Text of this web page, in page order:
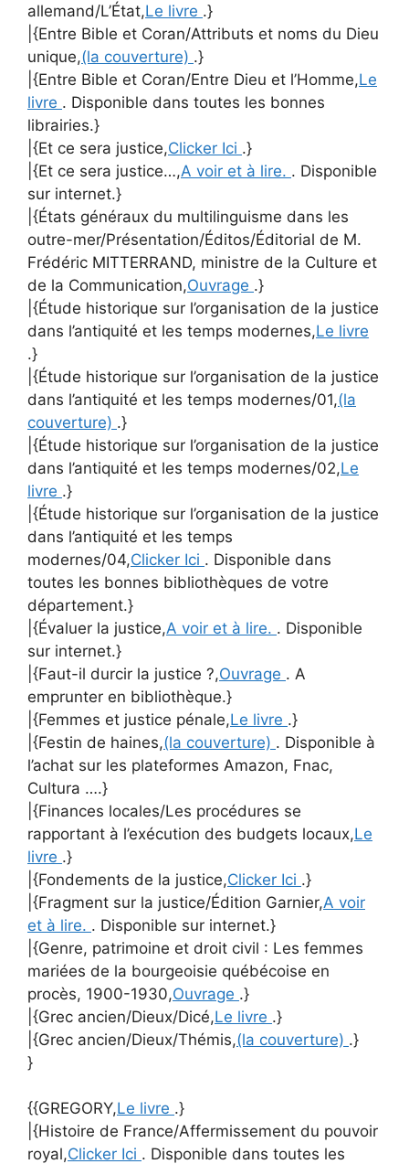
allemand/L’État,Le livre .}
|{Entre Bible et Coran/Attributs et noms du Dieu
unique,(la couverture) .}
|{Entre Bible et Coran/Entre Dieu et l’Homme,Le
livre . Disponible dans toutes les bonnes
librairies.}
|{Et ce sera justice,Clicker Ici .}
|{Et ce sera justice…,A voir et à lire. . Disponible
sur internet.}
|{États généraux du multilinguisme dans les
outre-mer/Présentation/Éditos/Éditorial de M.
Frédéric MITTERRAND, ministre de la Culture et
de la Communication,Ouvrage .}
|{Étude historique sur l’organisation de la justice
dans l’antiquité et les temps modernes,Le livre
.}
|{Étude historique sur l’organisation de la justice
dans l’antiquité et les temps modernes/01,(la
couverture) .}
|{Étude historique sur l’organisation de la justice
dans l’antiquité et les temps modernes/02,Le
livre .}
|{Étude historique sur l’organisation de la justice
dans l’antiquité et les temps
modernes/04,Clicker Ici . Disponible dans
toutes les bonnes bibliothèques de votre
département.}
|{Évaluer la justice,A voir et à lire. . Disponible
sur internet.}
|{Faut-il durcir la justice ?,Ouvrage . A
emprunter en bibliothèque.}
|{Femmes et justice pénale,Le livre .}
|{Festin de haines,(la couverture) . Disponible à
l’achat sur les plateformes Amazon, Fnac,
Cultura ….}
|{Finances locales/Les procédures se
rapportant à l’exécution des budgets locaux,Le
livre .}
|{Fondements de la justice,Clicker Ici .}
|{Fragment sur la justice/Édition Garnier,A voir
et à lire. . Disponible sur internet.}
|{Genre, patrimoine et droit civil : Les femmes
mariées de la bourgeoisie québécoise en
procès, 1900-1930,Ouvrage .}
|{Grec ancien/Dieux/Dicé,Le livre .}
|{Grec ancien/Dieux/Thémis,(la couverture) .}
}
{{GREGORY,Le livre .}
|{Histoire de France/Affermissement du pouvoir
royal,Clicker Ici . Disponible dans toutes les